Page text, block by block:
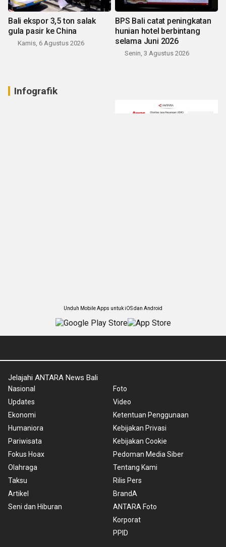
Bali ekspor 3,5 ton salak
gula pasir ke China
Kamis, 6 Agustus 2026
BPS Bali catat peningkatan
hunian hotel berbintang
selama Juni 2026
Senin, 3 Agustus 2026
Infografik
Unduh Mobile Apps untuk iOS dan Android
Jelajahi ANTARA News Bali
Nasional
Updates
Ekonomi
Humaniora
Pariwisata
Fokus Hoax
Olahraga
Taksu
Artikel
Seni dan Hiburan
Foto
Video
Ketentuan Penggunaan
Kebijakan Privasi
Kebijakan Cookie
Pedoman Media Siber
Tentang Kami
Rilis Pers
BrandA
ANTARA Foto
Korporat
PPID